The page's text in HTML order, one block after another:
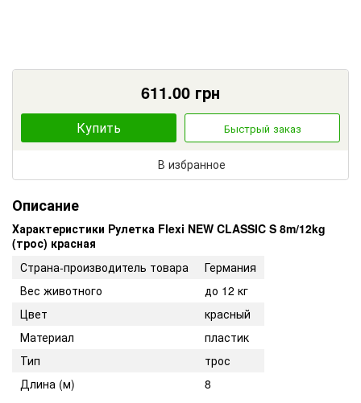
611.00 грн
Купить Быстрый заказ
В избранное
Описание
Характеристики Рулетка Flexi NEW CLASSIC S 8m/12kg
(трос) красная
Страна-производитель товара
Германия
Вес животного
до 12 кг
Цвет
красный
Материал
пластик
Тип
трос
Длина (м)
8